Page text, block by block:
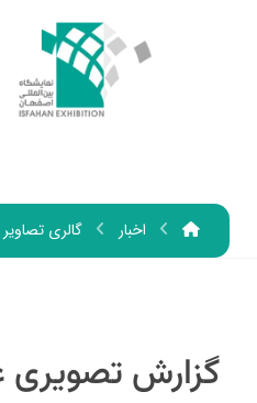
اخبار گالری تصاویر
گزارش تصویری